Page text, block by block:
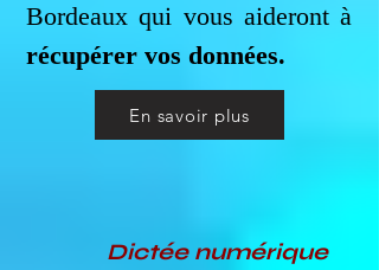
Bordeaux qui vous aideront à
récupérer vos données.
En savoir plus
Dictée numérique